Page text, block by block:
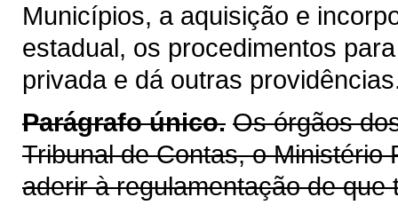
Municípios, a aquisição e
estadual, os procedimentos
privada e dá outras
Parágrafo único. Os órgãos
Tribunal de Contas, o Ministério
aderir à regulamentação de que